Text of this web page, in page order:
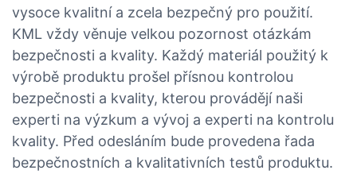
vysoce kvalitní a zcela bezpečný pro použití.
KML vždy věnuje velkou pozornost otázkám
bezpečnosti a kvality. Každý materiál použitý k
výrobě produktu prošel přísnou kontrolou
bezpečnosti a kvality, kterou provádějí naši
experti na výzkum a vývoj a experti na kontrolu
kvality. Před odesláním bude provedena řada
bezpečnostních a kvalitativních testů produktu.